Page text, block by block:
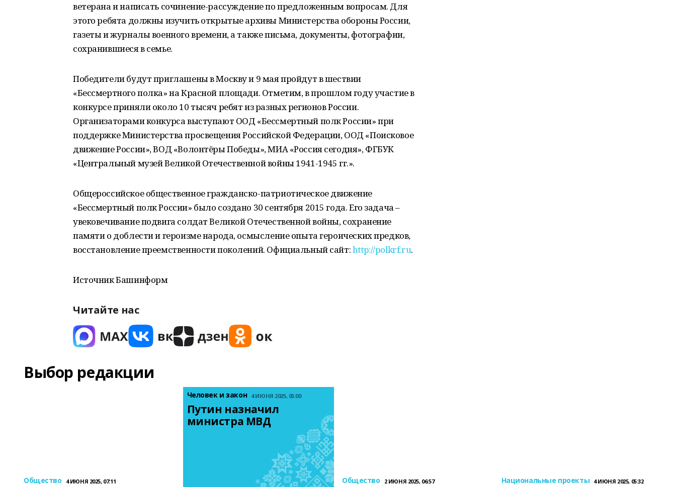
ветерана и написать сочинение-рассуждение по предложенным вопросам. Для
этого ребята должны изучить открытые архивы Министерства обороны России,
газеты и журналы военного времени, а также письма, документы, фотографии,
сохранившиеся в семье.
Победители будут приглашены в Москву и 9 мая пройдут в шествии
«Бессмертного полка» на Красной площади. Отметим, в прошлом году участие в
конкурсе приняли около 10 тысяч ребят из разных регионов России.
Организаторами конкурса выступают ООД «Бессмертный полк России» при
поддержке Министерства просвещения Российской Федерации, ООД «Поисковое
движение России», ВОД «Волонтёры Победы», МИА «Россия сегодня», ФГБУК
«Центральный музей Великой Отечественной войны 1941-1945 гг.».
Общероссийское общественное гражданско-патриотическое движение
«Бессмертный полк России» было создано 30 сентября 2015 года. Его задача –
увековечивание подвига солдат Великой Отечественной войны, сохранение
памяти о доблести и героизме народа, осмысление опыта героических предков,
восстановление преемственности поколений. Официальный сайт:http://polkrf.ru.
Источник Башинформ
Читайте нас
Выбор редакции
Общество 4 ИЮНЯ 2025, 07:11
Человек и закон 4 ИЮНЯ 2025, 05:00
Путин назначил
министра МВД
Общество 2 ИЮНЯ 2025, 06:57 Национальные проекты 4 ИЮНЯ 2025, 05:32